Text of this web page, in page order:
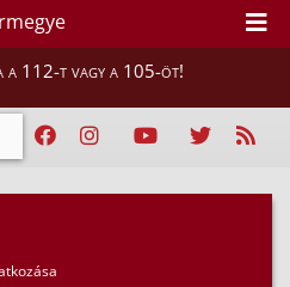
a 112-t vagy a 105-öt!
pozitív és negatív listája